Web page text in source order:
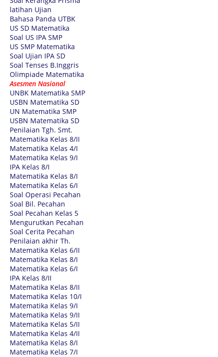
latihan Ujian
Bahasa Panda UTBK
US SD Matematika
Soal US IPA SMP
US SMP Matematika
Soal Ujian IPA SD
Soal Tenses B.Inggris
Olimpiade Matematika
Asesmen Nasional
UNBK Matematika SMP
USBN Matematika SD
UN Matematika SMP
USBN Matematika SD
Penilaian Tgh. Smt.
Matematika Kelas 8/II
Matematika Kelas 4/I
Matematika Kelas 9/I
IPA Kelas 8/I
Matematika Kelas 8/I
Matematika Kelas 6/I
Soal Operasi Pecahan
Soal Bil. Pecahan
Soal Pecahan Kelas 5
Mengurutkan Pecahan
Soal Cerita Pecahan
Penilaian akhir Th.
Matematika Kelas 6/II
Matematika Kelas 8/I
Matematika Kelas 6/I
IPA Kelas 8/II
Matematika Kelas 8/II
Matematika Kelas 10/I
Matematika Kelas 9/I
Matematika Kelas 9/II
Matematika Kelas 5/II
Matematika Kelas 4/II
Matematika Kelas 8/I
Matematika Kelas 7/I